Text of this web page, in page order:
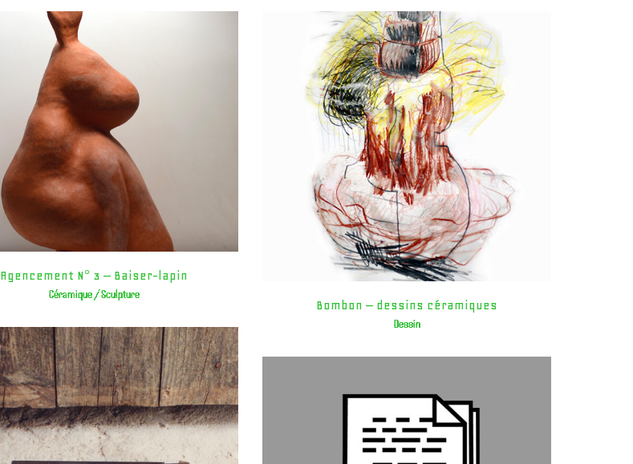
Agencement N° 3 – Baiser-lapin
Céramique / Sculpture
Bombon – dessins céramiques
Dessin